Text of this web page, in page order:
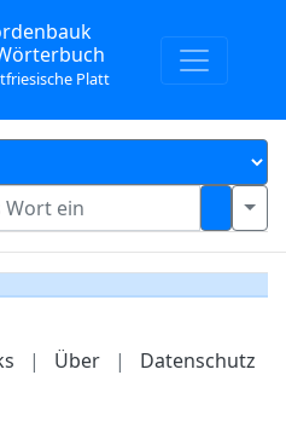
Platt
| Über | Datenschutz